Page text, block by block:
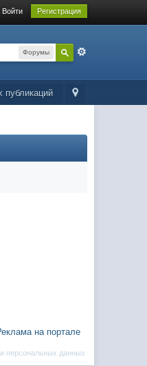
Войти Регистрация
Форумы
публикаций
на портале
персональных данных